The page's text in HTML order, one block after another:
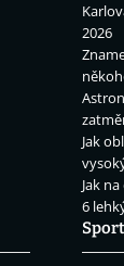
2026
Jak
Jak
6